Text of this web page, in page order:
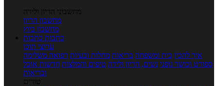
מחשבוני הריון ולידה
מחשבון הריון
מחשבון ביוץ
כתבות כתבות
ערוצי תוכן
איך להכין בית ומשפחה בריאות מחלות ובעיות רפואה משלימה
ספורט וכושר גופני נשים, הריון ולידה טיפים והמלצות חדשות אוכל
ובריאות
טורים